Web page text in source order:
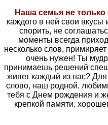
Наша семья не
каждого в ней свои
спорить, не
моменты всегда
несколько слов,
очень нужен! Ты
принимаешь решений
живет каждый из нас? Для
слово, наш родной,
тебя с Днем рождения и
крепкой памяти,